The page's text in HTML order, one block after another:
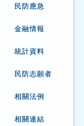
民防應急
金融情報
統計資料
民防志願者
相關法例
相關連結